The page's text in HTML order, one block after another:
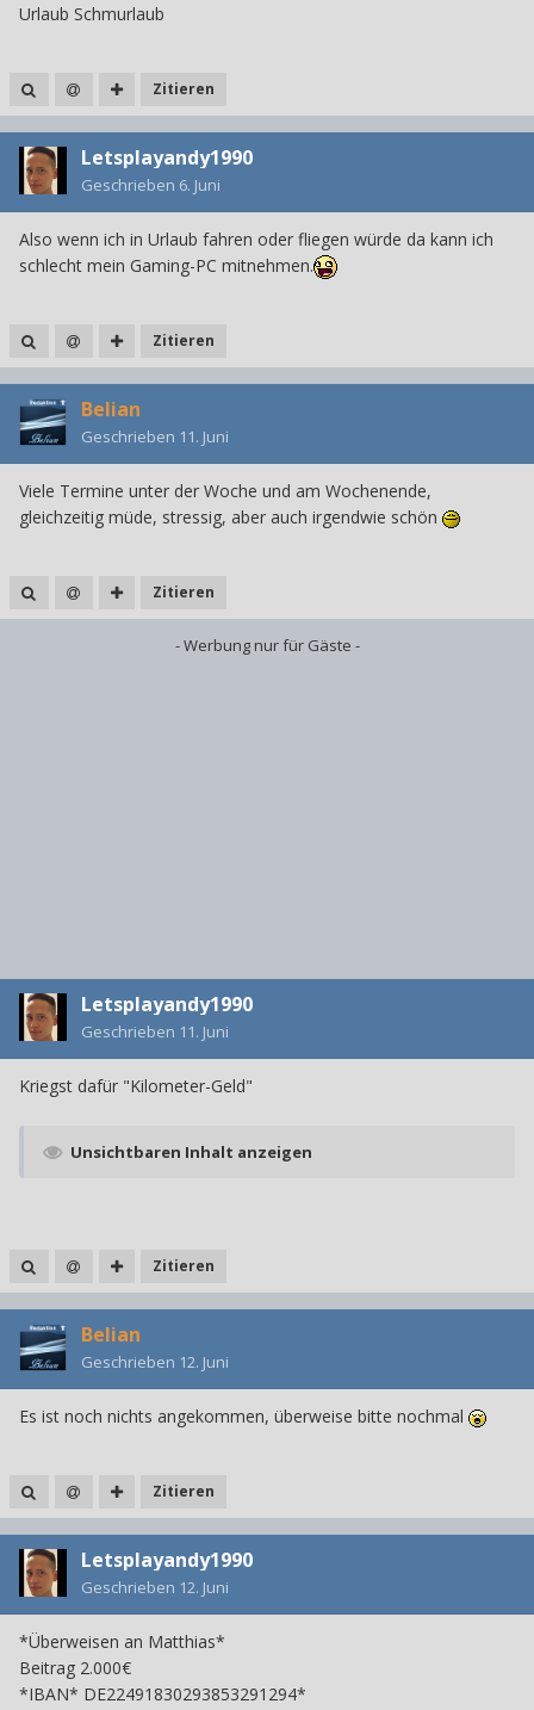
Urlaub Schmurlaub
Zitieren
Letsplayandy1990
Geschrieben 6. Juni
Also wenn ich in Urlaub fahren oder fliegen würde da kann ich
schlecht mein Gaming-PC mitnehmen.
Zitieren
Belian
Geschrieben 11. Juni
Viele Termine unter der Woche und am Wochenende,
gleichzeitig müde, stressig, aber auch irgendwie schön
Zitieren
- Werbung nur für Gäste -
Letsplayandy1990
Geschrieben 11. Juni
Kriegst dafür "Kilometer-Geld"
Unsichtbaren Inhalt anzeigen
Zitieren
Belian
Geschrieben 12. Juni
Es ist noch nichts angekommen, überweise bitte nochmal
Zitieren
Letsplayandy1990
Geschrieben 12. Juni
*Überweisen an Matthias*
Beitrag 2.000€
*IBAN* DE22491830293853291294*